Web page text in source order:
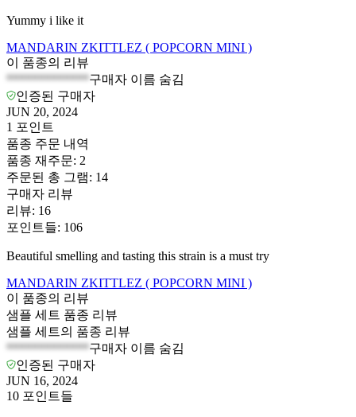
Yummy i like it
MANDARIN ZKITTLEZ ( POPCORN MINI )
이 품종의 리뷰
*************구매자 이름 숨김
인증된 구매자
JUN 20, 2024
1 포인트
품종 주문 내역
품종 재주문: 2
주문된 총 그램: 14
구매자 리뷰
리뷰: 16
포인트들: 106
Beautiful smelling and tasting this strain is a must try
MANDARIN ZKITTLEZ ( POPCORN MINI )
이 품종의 리뷰
샘플 세트 품종 리뷰
샘플 세트의 품종 리뷰
*************구매자 이름 숨김
인증된 구매자
JUN 16, 2024
10 포인트들